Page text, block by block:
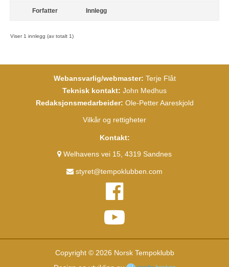
Forfatter Innlegg
Viser 1 innlegg (av totalt 1)
Webansvarlig/webmaster: Terje Flåt
Teknisk kontakt: John Medhus
Redaksjonsmedarbeider: Ole-Petter Aareskjold
Vilkår og rettigheter
Kontakt:
Welhavens vei 15, 4319 Sandnes
styret@tempoklubben.com
Copyright © 2026 Norsk Tempoklubb